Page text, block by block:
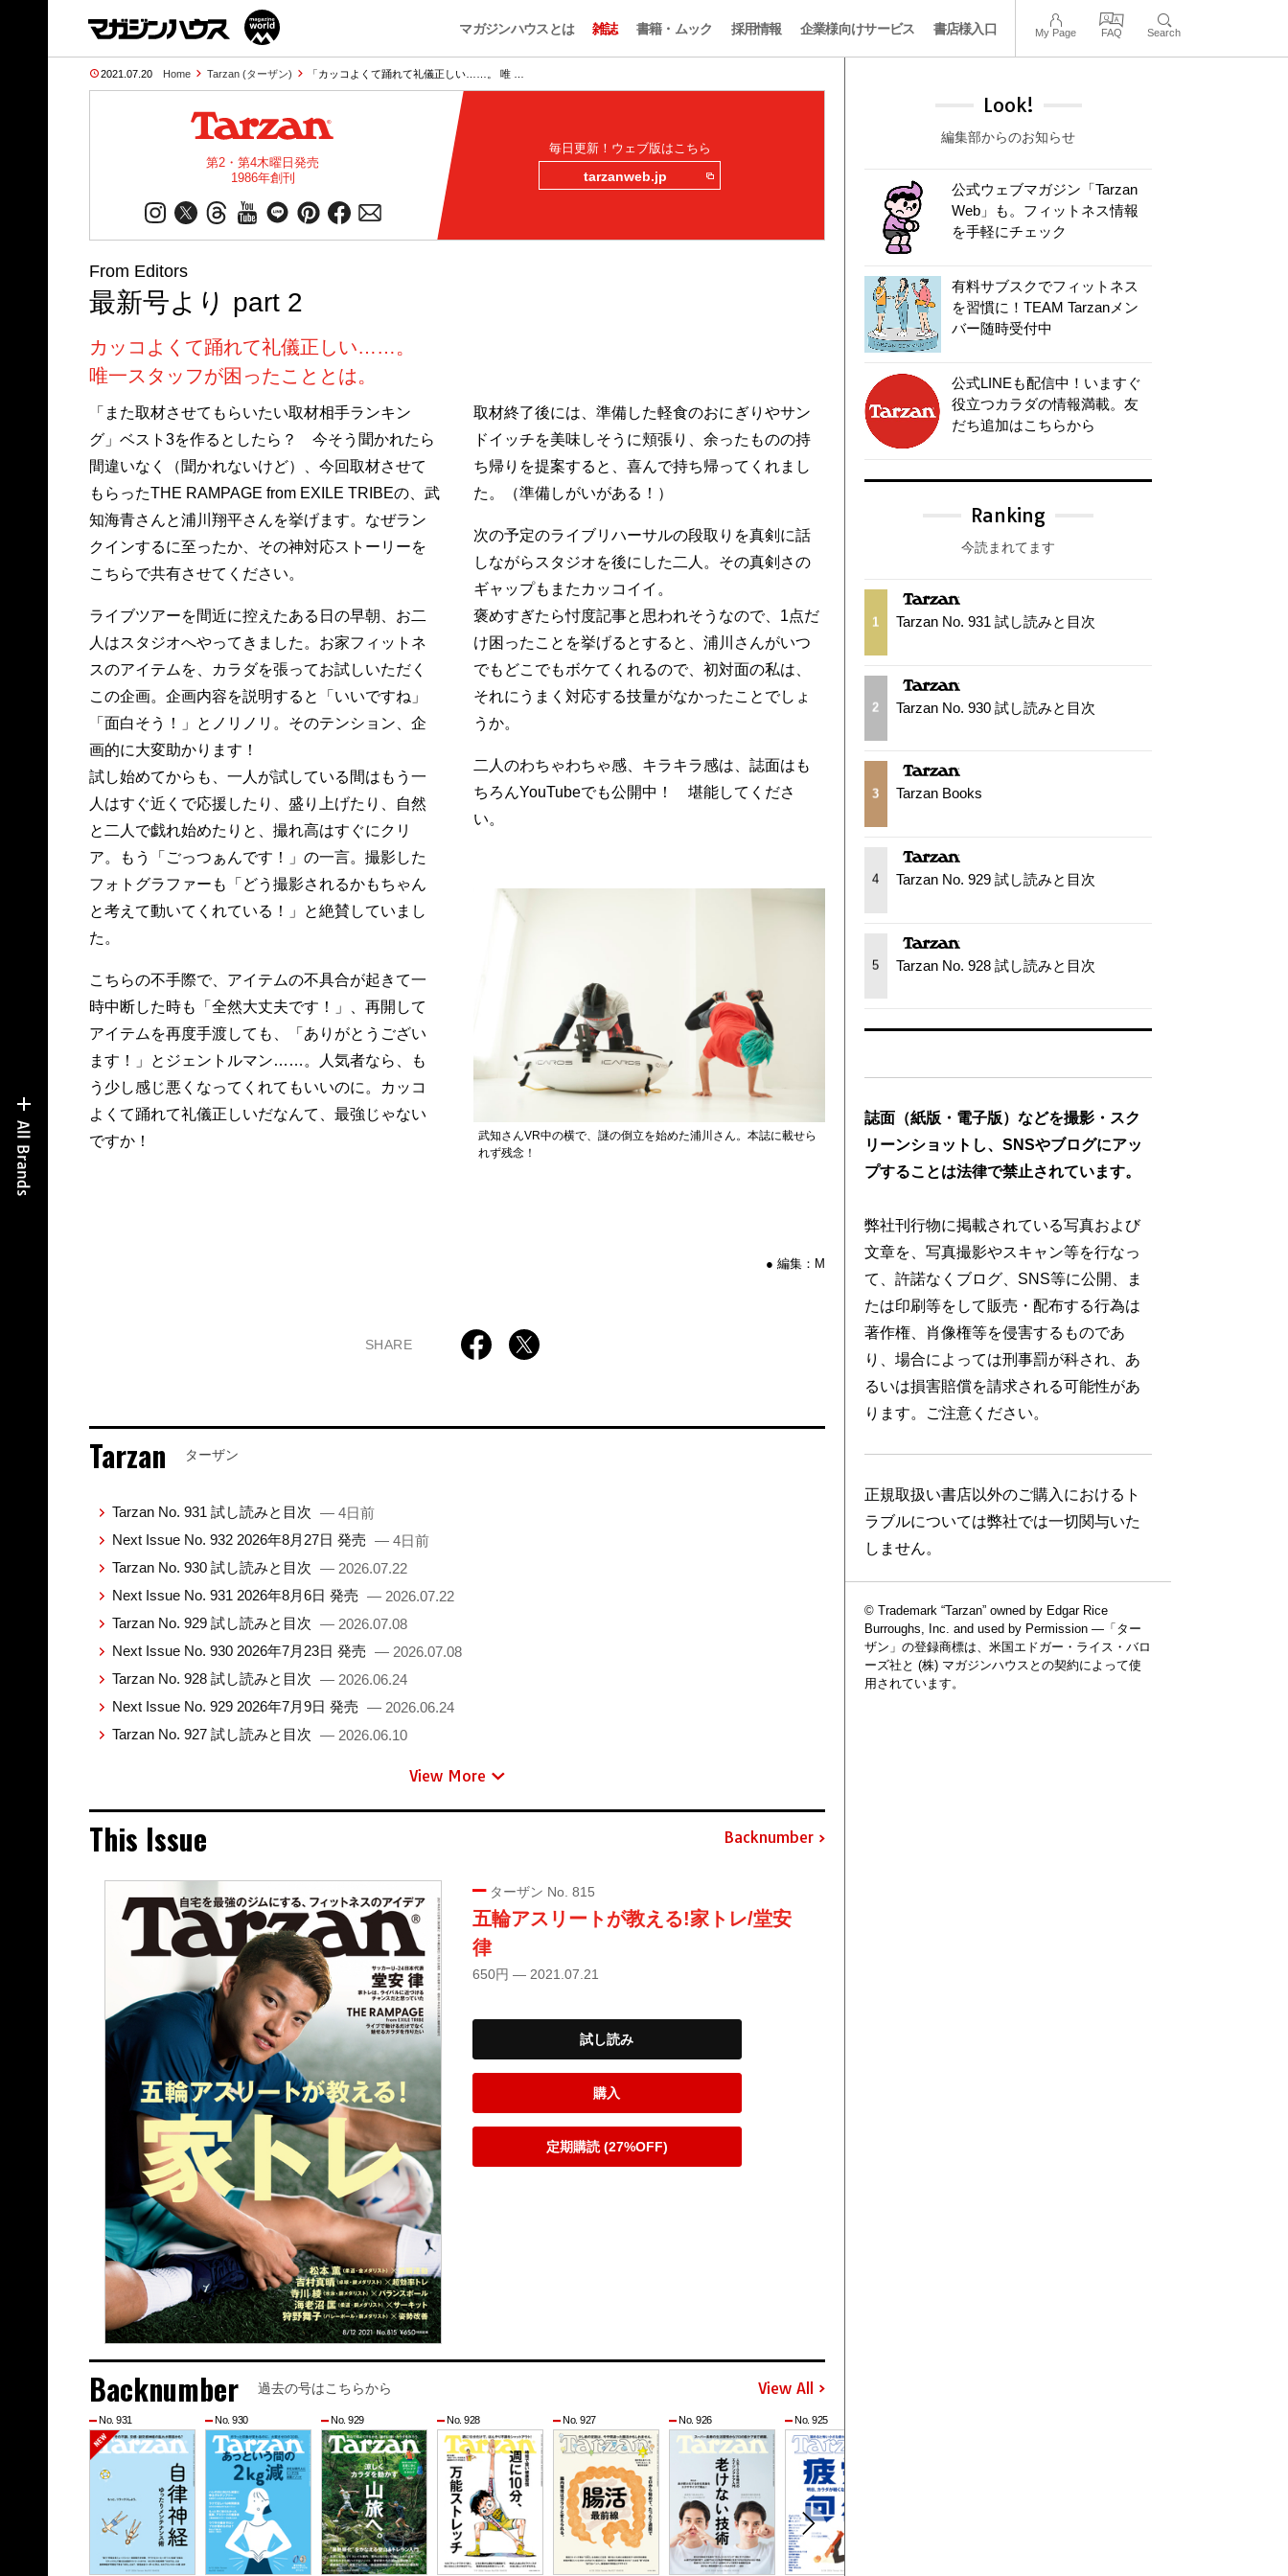
マガジンハウスとは 雑誌 書籍・ムック 採用情報 企業様向けサービス 書店様入口 My Page FAQ Search
2021.07.20 Home Tarzan (ターザン) 「カッコよくて踊れて礼儀正しい……。 唯 …
第2・第4木曜日発売
1986年創刊
毎日更新！ウェブ版はこちら
tarzanweb.jp
From Editors
最新号より part 2
カッコよくて踊れて礼儀正しい……。
唯一スタッフが困ったこととは。
「また取材させてもらいたい取材相手ランキン
グ」ベスト3を作るとしたら？ 今そう聞かれたら
間違いなく（聞かれないけど）、今回取材させて
もらったTHE RAMPAGE from EXILE TRIBEの、武
知海青さんと浦川翔平さんを挙げます。なぜラン
クインするに至ったか、その神対応ストーリーを
こちらで共有させてください。
ライブツアーを間近に控えたある日の早朝、お二
人はスタジオへやってきました。お家フィットネ
スのアイテムを、カラダを張ってお試しいただく
この企画。企画内容を説明すると「いいですね」
「面白そう！」とノリノリ。そのテンション、企
画的に大変助かります！
試し始めてからも、一人が試している間はもう一
人はすぐ近くで応援したり、盛り上げたり、自然
と二人で戯れ始めたりと、撮れ高はすぐにクリ
ア。もう「ごっつぁんです！」の一言。撮影した
フォトグラファーも「どう撮影されるかもちゃん
と考えて動いてくれている！」と絶賛していまし
た。
こちらの不手際で、アイテムの不具合が起きて一
時中断した時も「全然大丈夫です！」、再開して
アイテムを再度手渡しても、「ありがとうござい
ます！」とジェントルマン……。人気者なら、も
う少し感じ悪くなってくれてもいいのに。カッコ
よくて踊れて礼儀正しいだなんて、最強じゃない
ですか！
取材終了後には、準備した軽食のおにぎりやサン
ドイッチを美味しそうに頬張り、余ったものの持
ち帰りを提案すると、喜んで持ち帰ってくれまし
た。（準備しがいがある！）
次の予定のライブリハーサルの段取りを真剣に話
しながらスタジオを後にした二人。その真剣さの
ギャップもまたカッコイイ。
褒めすぎたら忖度記事と思われそうなので、1点だ
け困ったことを挙げるとすると、浦川さんがいつ
でもどこでもボケてくれるので、初対面の私は、
それにうまく対応する技量がなかったことでしょ
うか。
二人のわちゃわちゃ感、キラキラ感は、誌面はも
ちろんYouTubeでも公開中！ 堪能してくださ
い。
武知さんVR中の横で、謎の倒立を始めた浦川さん。本誌に載せら
れず残念！
● 編集：M
SHARE
Tarzan ターザン
Tarzan No. 931 試し読みと目次 — 4日前
Next Issue No. 932 2026年8月27日 発売 — 4日前
Tarzan No. 930 試し読みと目次 — 2026.07.22
Next Issue No. 931 2026年8月6日 発売 — 2026.07.22
Tarzan No. 929 試し読みと目次 — 2026.07.08
Next Issue No. 930 2026年7月23日 発売 — 2026.07.08
Tarzan No. 928 試し読みと目次 — 2026.06.24
Next Issue No. 929 2026年7月9日 発売 — 2026.06.24
Tarzan No. 927 試し読みと目次 — 2026.06.10
View More
This Issue Backnumber
ターザン No. 815
五輪アスリートが教える!家トレ/堂安
律
650円 — 2021.07.21
試し読み
購入
定期購読 (27%OFF)
Backnumber 過去の号はこちらから View All
No. 931 No. 930 No. 929 No. 928 No. 927 No. 926 No. 925
Look!
編集部からのお知らせ
公式ウェブマガジン「Tarzan
Web」も。フィットネス情報
を手軽にチェック
有料サブスクでフィットネス
を習慣に！TEAM Tarzanメン
バー随時受付中
公式LINEも配信中！いますぐ
役立つカラダの情報満載。友
だち追加はこちらから
Ranking
今読まれてます
1 Tarzan No. 931 試し読みと目次
2 Tarzan No. 930 試し読みと目次
3 Tarzan Books
4 Tarzan No. 929 試し読みと目次
5 Tarzan No. 928 試し読みと目次
誌面（紙版・電子版）などを撮影・スク
リーンショットし、SNSやブログにアッ
プすることは法律で禁止されています。
弊社刊行物に掲載されている写真および
文章を、写真撮影やスキャン等を行なっ
て、許諾なくブログ、SNS等に公開、ま
たは印刷等をして販売・配布する行為は
著作権、肖像権等を侵害するものであ
り、場合によっては刑事罰が科され、あ
るいは損害賠償を請求される可能性があ
ります。ご注意ください。
正規取扱い書店以外のご購入におけるト
ラブルについては弊社では一切関与いた
しません。
© Trademark “Tarzan” owned by Edgar Rice
Burroughs, Inc. and used by Permission —「ター
ザン」の登録商標は、米国エドガー・ライス・バロ
ーズ社と (株) マガジンハウスとの契約によって使
用されています。